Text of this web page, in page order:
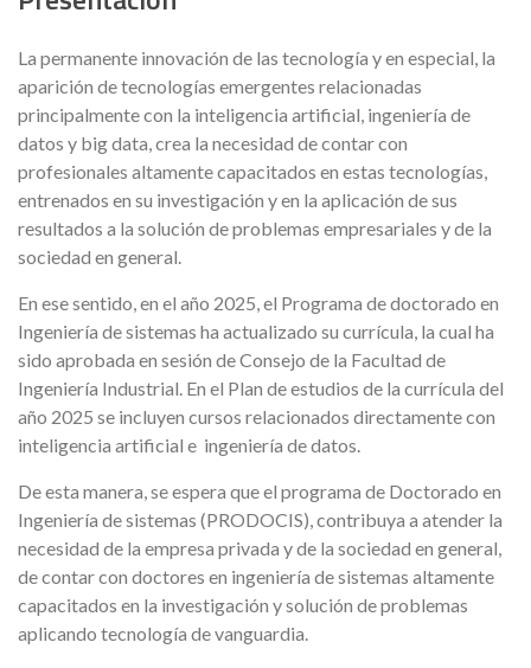
La permanente innovación de las tecnología y en especial, la
aparición de tecnologías emergentes relacionadas
principalmente con la inteligencia artificial, ingeniería de
datos y big data, crea la necesidad de contar con
profesionales altamente capacitados en estas tecnologías,
entrenados en su investigación y en la aplicación de sus
resultados a la solución de problemas empresariales y de la
sociedad en general.
En ese sentido, en el año 2025, el Programa de doctorado en
Ingeniería de sistemas ha actualizado su currícula, la cual ha
sido aprobada en sesión de Consejo de la Facultad de
Ingeniería Industrial. En el Plan de estudios de la currícula del
año 2025 se incluyen cursos relacionados directamente con
inteligencia artificial e ingeniería de datos.
De esta manera, se espera que el programa de Doctorado en
Ingeniería de sistemas (PRODOCIS), contribuya a atender la
necesidad de la empresa privada y de la sociedad en general,
de contar con doctores en ingeniería de sistemas altamente
capacitados en la investigación y solución de problemas
aplicando tecnología de vanguardia.